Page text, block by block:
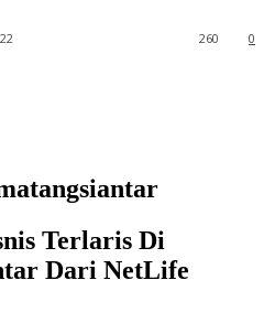
0
260
Terlaris Di
Dari NetLife